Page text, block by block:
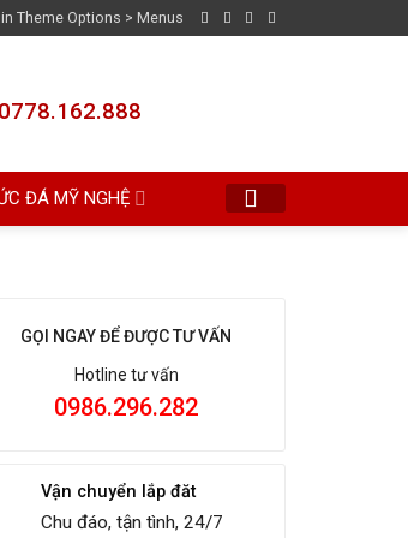
Theme Options > Menus
ĐÁ MỸ NGHỆ
GỌI NGAY ĐỂ ĐƯỢC TƯ VẤN
Hotline tư vấn
0986.296.282
Vận chuyển lắp đăt
Chu đáo, tận tình, 24/7